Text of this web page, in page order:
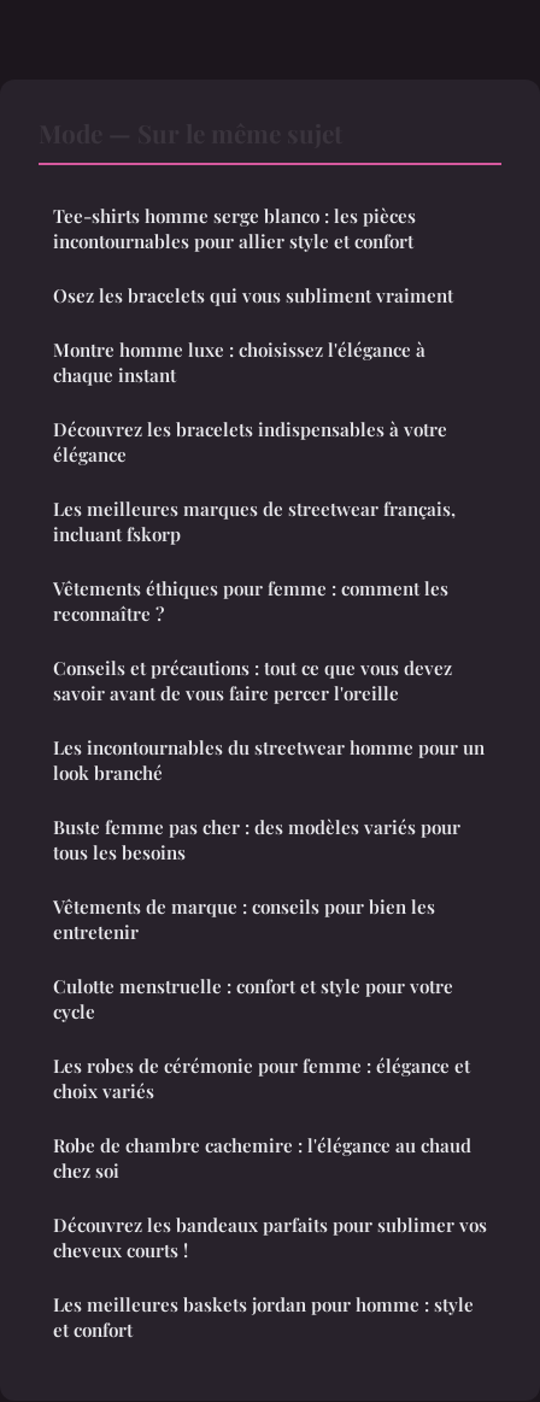
Tee-shirts homme serge blanco : les pièces
incontournables pour allier style et confort
Osez les bracelets qui vous subliment vraiment
Montre homme luxe : choisissez l'élégance à
chaque instant
Découvrez les bracelets indispensables à votre
élégance
Les meilleures marques de streetwear français,
incluant fskorp
Vêtements éthiques pour femme : comment les
reconnaître ?
Conseils et précautions : tout ce que vous devez
savoir avant de vous faire percer l'oreille
Les incontournables du streetwear homme pour un
look branché
Buste femme pas cher : des modèles variés pour
tous les besoins
Vêtements de marque : conseils pour bien les
entretenir
Culotte menstruelle : confort et style pour votre
cycle
Les robes de cérémonie pour femme : élégance et
choix variés
Robe de chambre cachemire : l'élégance au chaud
chez soi
Découvrez les bandeaux parfaits pour sublimer vos
cheveux courts !
Les meilleures baskets jordan pour homme : style
et confort